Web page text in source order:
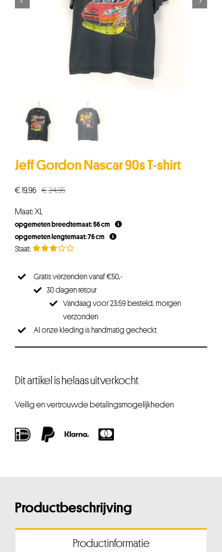
Jeff Gordon Nascar 90s T-shirt
€24,95Oorspronkelijke
€24,95.
€19,96
Huidige
€19,96.
Maat: XL
opgemeten breedtemaat: 56 cm
opgemeten lengtemaat: 76 cm
Gratis verzenden vanaf €50,-
30 dagen retour
Vandaag voor 23:59 besteld, morgen
verzonden
Al onze kleding is handmatig gecheckt
Dit artikel is helaas uitverkocht
Veilig en vertrouwde betalingsmogelijkheden
Productbeschrijving
Productinformatie